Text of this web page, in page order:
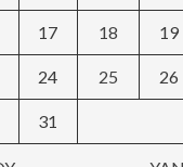
17 18 19
24 25 26
31